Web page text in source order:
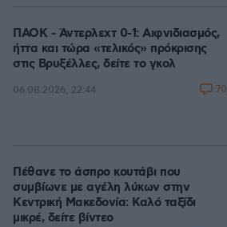
ΠΑΟΚ - Άντερλεχτ 0-1: Αιφνιδιασμός,
ήττα και τώρα «τελικός» πρόκρισης
στις Βρυξέλλες, δείτε το γκολ
06.08.2026, 22:44 70
Πέθανε το άσπρο κουτάβι που
συμβίωνε με αγέλη λύκων στην
Κεντρική Μακεδονία: Καλό ταξίδι
μικρέ, δείτε βίντεο